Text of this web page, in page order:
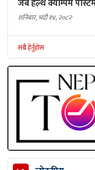
जब हेल्थ क्याम्पमै
शनिबार, भदौ १४, २०८२
सबै हेर्नुहोस